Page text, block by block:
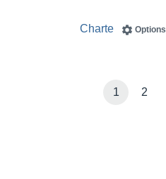
Options
Charte
1 2